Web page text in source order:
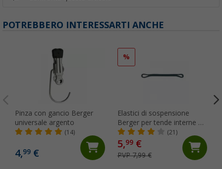
POTREBBERO INTERESSARTI ANCHE
Pinza con gancio Berger
universale argento
(14)
4,99 €
%
Elastici di sospensione
Berger per tende interne 10
pezzi nero
(21)
5,99€
PVP 7,99 €